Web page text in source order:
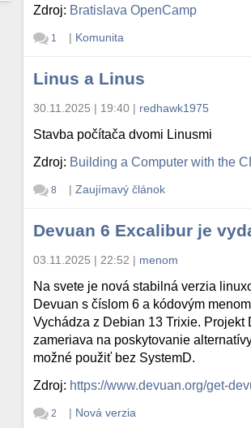
Zdroj: Bratislava OpenCamp
1 | Komunita
Linus a Linus
30.11.2025 | 19:40 | redhawk1975
Stavba počítača dvomi Linusmi
Zdroj: Building a Computer with the
8 | Zaujímavý článok
Devuan 6 Excalibur je
03.11.2025 | 22:52 | menom
Na svete je nová stabilná verzia
Devuan s číslom 6 a kódovým
Vychádza z Debian 13 Trixie. Projekt
zameriava na poskytovanie
možné použiť bez SystemD.
Zdroj: https://www.devuan.org/get-
2 | Nová verzia